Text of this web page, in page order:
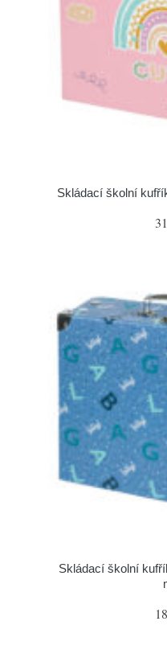
Skládací školní
Skládací školní